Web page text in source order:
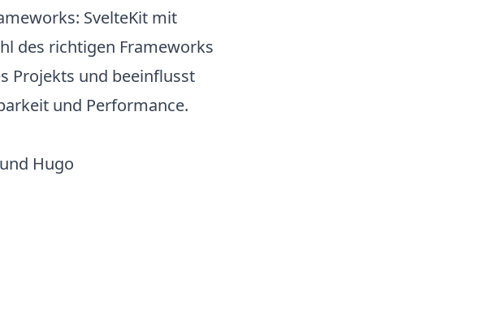
SvelteKit mit
des richtigen Frameworks
Projekts und beeinflusst
und Performance.
Hugo